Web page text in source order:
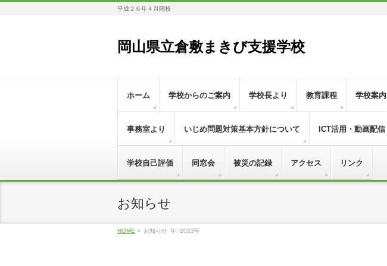
平成２６年４月開校
岡山県立倉敷まきび支援学校
ホーム 学校からのご案内 学校長より 教育課程 学校案内
事務室より いじめ問題対策基本方針について ICT活用・動画配信
学校自己評価 同窓会 被災の記録 アクセス リンク
お知らせ
HOME » お知らせ 年: 2023年